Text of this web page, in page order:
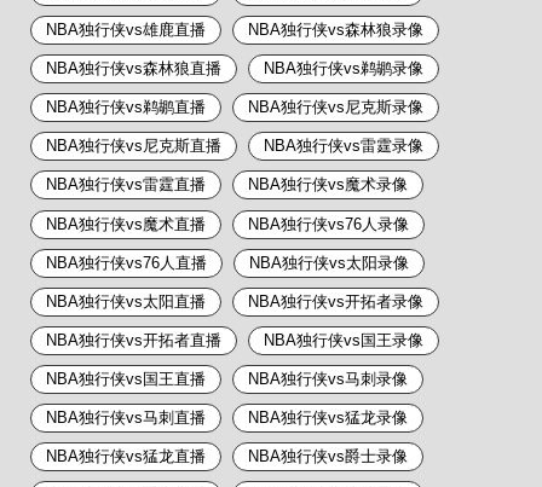
NBA独行侠vs雄鹿直播 NBA独行侠vs森林狼录像
NBA独行侠vs森林狼直播 NBA独行侠vs鹈鹕录像
NBA独行侠vs鹈鹕直播 NBA独行侠vs尼克斯录像
NBA独行侠vs尼克斯直播 NBA独行侠vs雷霆录像
NBA独行侠vs雷霆直播 NBA独行侠vs魔术录像
NBA独行侠vs魔术直播 NBA独行侠vs76人录像
NBA独行侠vs76人直播 NBA独行侠vs太阳录像
NBA独行侠vs太阳直播 NBA独行侠vs开拓者录像
NBA独行侠vs开拓者直播 NBA独行侠vs国王录像
NBA独行侠vs国王直播 NBA独行侠vs马刺录像
NBA独行侠vs马刺直播 NBA独行侠vs猛龙录像
NBA独行侠vs猛龙直播 NBA独行侠vs爵士录像